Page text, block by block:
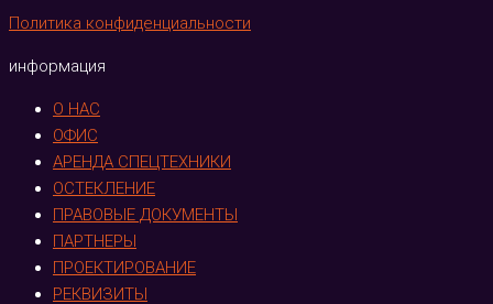
Политика конфиденциальности
информация
О НАС
ОФИС
АРЕНДА СПЕЦТЕХНИКИ
ОСТЕКЛЕНИЕ
ПРАВОВЫЕ ДОКУМЕНТЫ
ПАРТНЕРЫ
ПРОЕКТИРОВАНИЕ
РЕКВИЗИТЫ